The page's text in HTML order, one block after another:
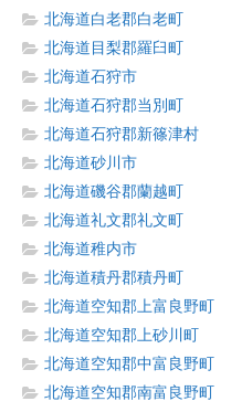
北海道白老郡白老町
北海道目梨郡羅臼町
北海道石狩市
北海道石狩郡当別町
北海道石狩郡新篠津村
北海道砂川市
北海道磯谷郡蘭越町
北海道礼文郡礼文町
北海道稚内市
北海道積丹郡積丹町
北海道空知郡上富良野町
北海道空知郡上砂川町
北海道空知郡中富良野町
北海道空知郡南富良野町